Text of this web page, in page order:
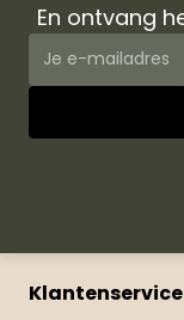
En ontvang
Klantenservice